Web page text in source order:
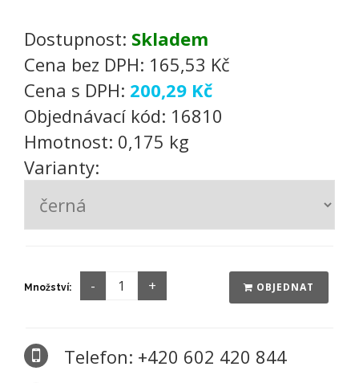
Dostupnost: Skladem
Cena bez DPH: 165,53 Kč
Cena s DPH: 200,29 Kč
Objednávací kód: 16810
Hmotnost: 0,175 kg
Varianty:
Množství: OBJEDNAT
Telefon: +420 602 420 844